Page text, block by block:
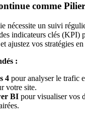
comme Pilier
nécessite un suivi
indicateurs clés (KPI)
ajustez vos stratégies
:
4 pour analyser le trafic
votre site.
BI pour visualiser vos